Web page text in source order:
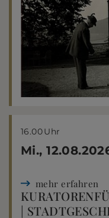
16.00Uhr
Mi.,
mehr erfahren
|